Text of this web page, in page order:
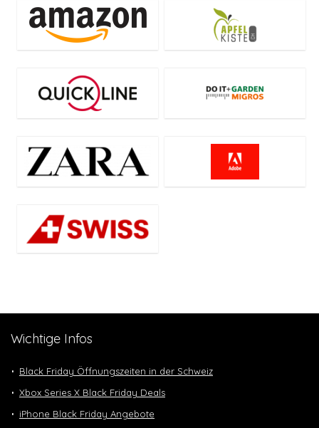
Wichtige Infos
Black Friday Öffnungszeiten in der Schweiz
Xbox Series X Black Friday Deals
iPhone Black Friday Angebote